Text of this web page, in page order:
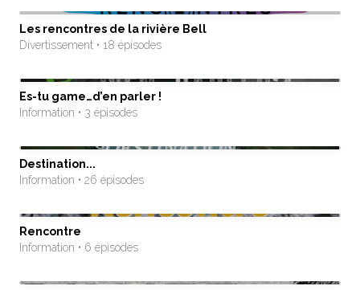
Les rencontres de la rivière Bell
Divertissement • 18 épisodes
Es-tu game…d’en parler !
Information • 3 épisodes
Destination...
Information • 26 épisodes
Rencontre
Information • 6 épisodes